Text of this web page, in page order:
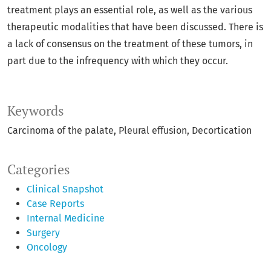
Keywords
Carcinoma of the palate Pleural effusion Decortication
Categories
Clinical Snapshot
Case Reports
Internal Medicine
Surgery
Oncology
treatment plays an essential role, as well as the various
therapeutic modalities that have been discussed. There is
a lack of consensus on the treatment of these tumors, in
part due to the infrequency with which they occur.